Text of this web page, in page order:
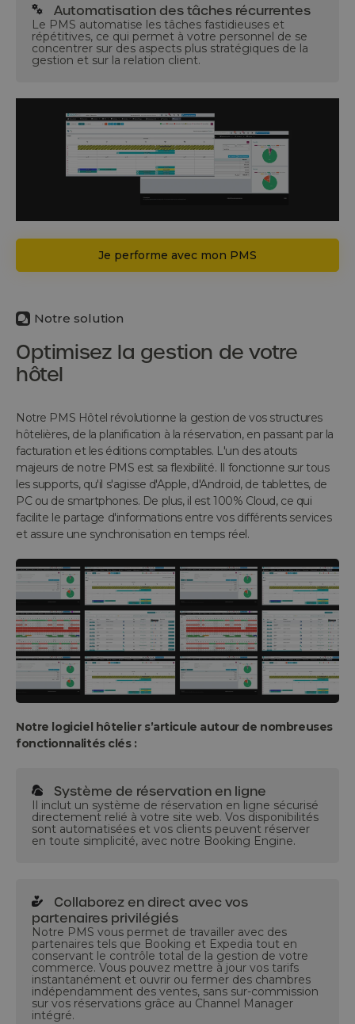
Automatisation des tâches récurrentes
Le PMS automatise les tâches fastidieuses et
répétitives, ce qui permet à votre personnel de se
concentrer sur des aspects plus stratégiques de la
gestion et sur la relation client.
Je performe avec mon PMS
Notre solution
Optimisez la gestion de votre
hôtel
Notre PMS Hôtel révolutionne la gestion de vos structures
hôtelières, de la planification à la réservation, en passant par la
facturation et les éditions comptables. L'un des atouts
majeurs de notre PMS est sa flexibilité. Il fonctionne sur tous
les supports, qu'il s'agisse d'Apple, d'Android, de tablettes, de
PC ou de smartphones. De plus, il est 100% Cloud, ce qui
facilite le partage d'informations entre vos différents services
et assure une synchronisation en temps réel.
Notre logiciel hôtelier s’articule autour de nombreuses
fonctionnalités clés :
Système de réservation en ligne
Il inclut un système de réservation en ligne sécurisé
directement relié à votre site web. Vos disponibilités
sont automatisées et vos clients peuvent réserver
en toute simplicité, avec notre Booking Engine.
Collaborez en direct avec vos
partenaires privilégiés
Notre PMS vous permet de travailler avec des
partenaires tels que Booking et Expedia tout en
conservant le contrôle total de la gestion de votre
commerce. Vous pouvez mettre à jour vos tarifs
instantanément et ouvrir ou fermer des chambres
indépendamment des ventes, sans sur-commission
sur vos réservations grâce au Channel Manager
intégré.